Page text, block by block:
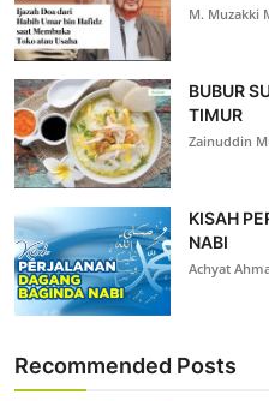
M. Muzakki
BUBUR
TIMUR
Zainuddin
KISAH
NABI
Achyat
Recommended Posts